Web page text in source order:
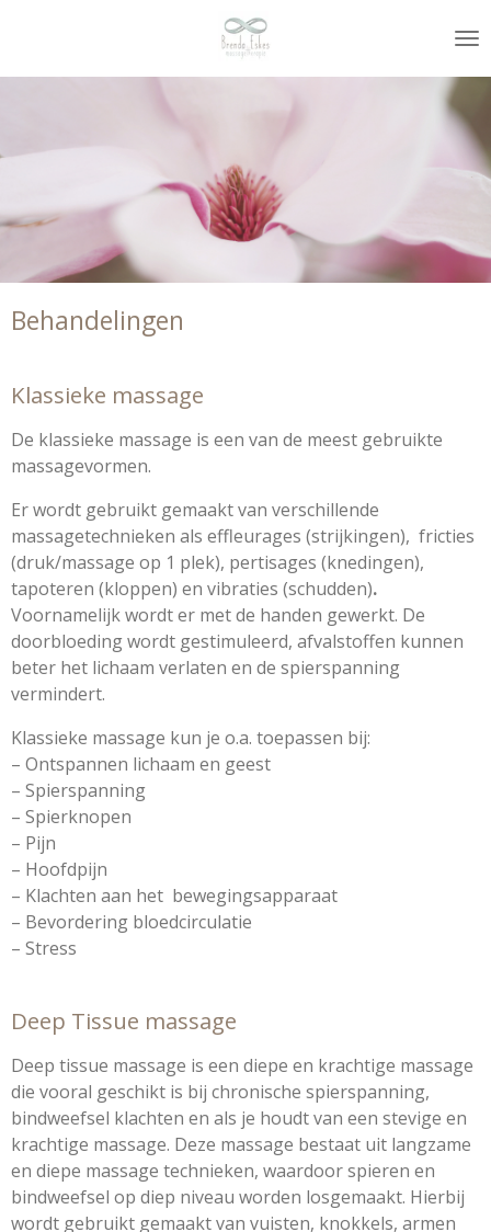
naar
Behandelingen
Klassieke massage
De klassieke massage is een van de meest gebruikte
massagevormen.
Er wordt gebruikt gemaakt van verschillende
massagetechnieken als effleurages (strijkingen), fricties
(druk/massage op 1 plek), pertisages (knedingen),
tapoteren (kloppen) en vibraties (schudden).
Voornamelijk wordt er met de handen gewerkt. De
doorbloeding wordt gestimuleerd, afvalstoffen kunnen
beter het lichaam verlaten en de spierspanning
vermindert.
Klassieke massage kun je o.a. toepassen bij:
– Ontspannen lichaam en geest
– Spierspanning
– Spierknopen
– Pijn
– Hoofdpijn
– Klachten aan het bewegingsapparaat
– Bevordering bloedcirculatie
– Stress
Deep Tissue massage
Deep tissue massage is een diepe en krachtige massage
die vooral geschikt is bij chronische spierspanning,
bindweefsel klachten en als je houdt van een stevige en
krachtige massage. Deze massage bestaat uit langzame
en diepe massage technieken, waardoor spieren en
bindweefsel op diep niveau worden losgemaakt. Hierbij
wordt gebruikt gemaakt van vuisten, knokkels, armen